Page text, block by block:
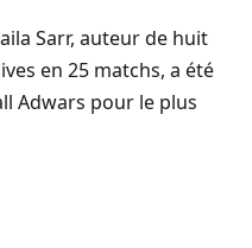
Sarr, auteur de huit
en 25 matchs, a été
Adwars pour le plus